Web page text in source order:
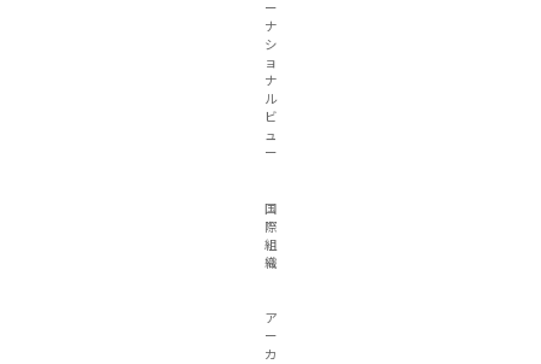
ー
ナ
シ
ョ
ナ
ル
ビ
ュ
ー
国
際
組
織
ア
ー
カ